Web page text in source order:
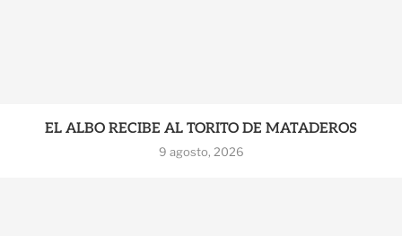
EL ALBO RECIBE AL TORITO DE MATADEROS
9 agosto, 2026